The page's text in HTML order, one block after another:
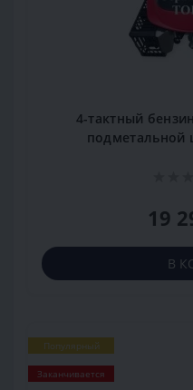
4-тактный
подметальной
19
В
Популярный
Заканчивается